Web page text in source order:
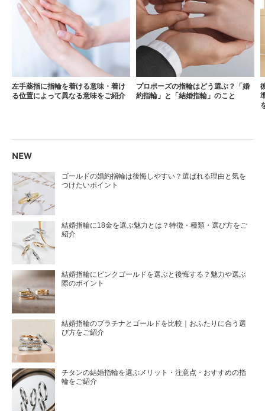
左手薬指に指輪を着ける意味・着け
る位置によって異なる意味をご紹介
プロポーズの指輪はどう選ぶ？「婚
約指輪」と「結婚指輪」のこと
NEW
ゴールドの婚約指輪は後悔しやすい？選ばれる理由と気を
つけたいポイント
結婚指輪に18金を選ぶ魅力とは？特徴・種類・選び方をご
紹介
結婚指輪にピンクゴールドを選ぶと後悔する？魅力や選ぶ
際のポイント
結婚指輪のプラチナとゴールドを比較｜おふたりに合う選
び方をご紹介
チタンの結婚指輪を選ぶメリット・注意点・おすすめの指
輪をご紹介